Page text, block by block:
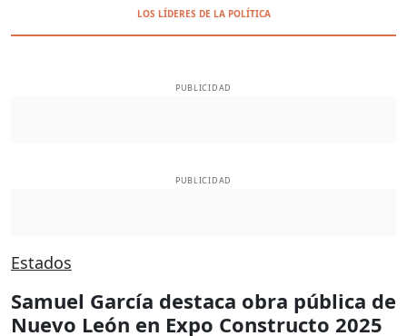
LOS LÍDERES DE LA POLÍTICA
PUBLICIDAD
PUBLICIDAD
Estados
Samuel García destaca obra pública de
Nuevo León en Expo Constructo 2025